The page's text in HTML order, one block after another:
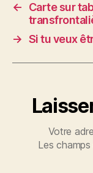
←
Carte sur
→ Si tu veux
Votre
Les